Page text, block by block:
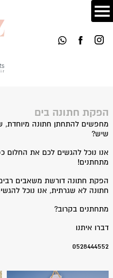
הפקת חתונה בים
מחפשים להתחתן חתונה מיוחדת,
שיש?
אנו נוכל להגשים לכם את החלום
מתחתנים!
הפקת חתונה דורשת משאבים רבים,
חתונה לא שגרתית, אנו נוכל
מתחתנים בקרוב?
דברו איתנו
0528444552